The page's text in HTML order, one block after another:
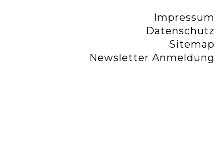
Impressum
Datenschutz
Sitemap
Newsletter Anmeldung